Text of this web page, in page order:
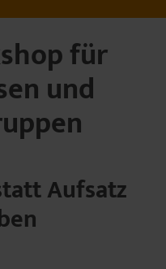
für
und
Aufsatz